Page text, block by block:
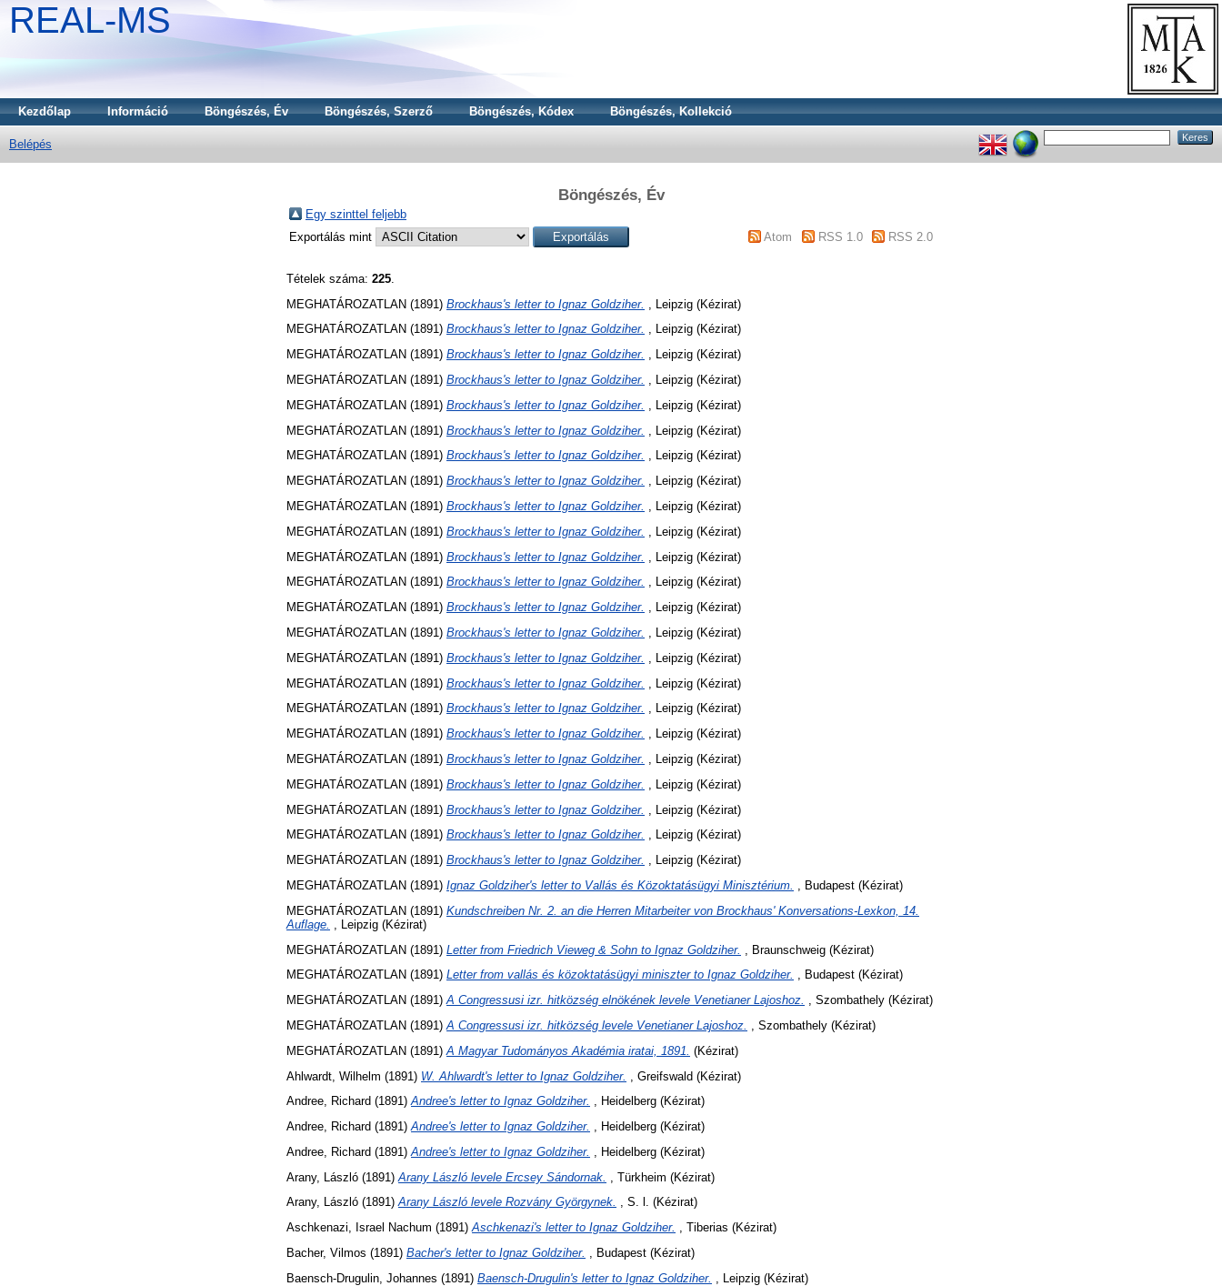
REAL-MS
Kezdőlap Információ Böngészés, Év Böngészés, Szerző Böngészés, Kódex Böngészés, Kollekció
Belépés
Böngészés, Év
Egy szinttel feljebb
Exportálás mint
Atom RSS 1.0 RSS 2.0
Tételek száma: 225
MEGHATÁROZATLAN (1891) Brockhaus's letter to Ignaz Goldziher.
, Leipzig (Kézirat)
MEGHATÁROZATLAN (1891) Brockhaus's letter to Ignaz Goldziher. , Leipzig (Kézirat)
MEGHATÁROZATLAN (1891) Brockhaus's letter to Ignaz Goldziher. , Leipzig (Kézirat)
MEGHATÁROZATLAN (1891) Brockhaus's letter to Ignaz Goldziher.
, Leipzig (Kézirat)
MEGHATÁROZATLAN (1891) Brockhaus's letter to Ignaz Goldziher.
, Leipzig (Kézirat)
MEGHATÁROZATLAN (1891) Brockhaus's letter to Ignaz Goldziher.
, Leipzig (Kézirat)
MEGHATÁROZATLAN (1891) Brockhaus's letter to Ignaz Goldziher. , Leipzig (Kézirat)
MEGHATÁROZATLAN (1891) Brockhaus's letter to Ignaz Goldziher. , Leipzig (Kézirat)
MEGHATÁROZATLAN (1891) Brockhaus's letter to Ignaz Goldziher.
, Leipzig (Kézirat)
MEGHATÁROZATLAN (1891) Brockhaus's letter to Ignaz Goldziher.
, Leipzig (Kézirat)
MEGHATÁROZATLAN (1891) Brockhaus's letter to Ignaz Goldziher.
, Leipzig (Kézirat)
MEGHATÁROZATLAN (1891) Brockhaus's letter to Ignaz Goldziher. , Leipzig (Kézirat)
MEGHATÁROZATLAN (1891) Brockhaus's letter to Ignaz Goldziher. , Leipzig (Kézirat)
MEGHATÁROZATLAN (1891) Brockhaus's letter to Ignaz Goldziher.
, Leipzig (Kézirat)
MEGHATÁROZATLAN (1891) Brockhaus's letter to Ignaz Goldziher.
, Leipzig (Kézirat)
MEGHATÁROZATLAN (1891) Brockhaus's letter to Ignaz Goldziher.
, Leipzig (Kézirat)
MEGHATÁROZATLAN (1891) Brockhaus's letter to Ignaz Goldziher. , Leipzig (Kézirat)
MEGHATÁROZATLAN (1891) Brockhaus's letter to Ignaz Goldziher. , Leipzig (Kézirat)
MEGHATÁROZATLAN (1891) Brockhaus's letter to Ignaz Goldziher.
, Leipzig (Kézirat)
MEGHATÁROZATLAN (1891) Brockhaus's letter to Ignaz Goldziher.
, Leipzig (Kézirat)
MEGHATÁROZATLAN (1891) Brockhaus's letter to Ignaz Goldziher.
, Leipzig (Kézirat)
MEGHATÁROZATLAN (1891) Brockhaus's letter to Ignaz Goldziher. , Leipzig (Kézirat)
MEGHATÁROZATLAN (1891) Brockhaus's letter to Ignaz Goldziher. , Leipzig (Kézirat)
MEGHATÁROZATLAN (1891) Ignaz Goldziher's letter to Vallás és Közoktatásügyi Minisztérium.
, Budapest (Kézirat)
MEGHATÁROZATLAN (1891) Kundschreiben Nr. 2. an die Herren Mitarbeiter von Brockhaus' Konversations-Lexkon, 14.
Auflage.
, Leipzig (Kézirat)
MEGHATÁROZATLAN (1891) Letter from Friedrich Vieweg & Sohn to Ignaz Goldziher.
, Braunschweig (Kézirat)
MEGHATÁROZATLAN (1891) Letter from vallás és közoktatásügyi miniszter to Ignaz Goldziher. , Budapest (Kézirat)
MEGHATÁROZATLAN (1891)A Congressusi izr. hitközség elnökének levele Venetianer Lajoshoz. , Szombathely (Kézirat)
MEGHATÁROZATLAN (1891) A Congressusi izr. hitközség levele Venetianer Lajoshoz.
, Szombathely (Kézirat)
MEGHATÁROZATLAN (1891) A Magyar Tudományos Akadémia iratai, 1891. (Kézirat)
Ahlwardt, Wilhelm (1891) W. Ahlwardt's letter to Ignaz Goldziher.
, Greifswald (Kézirat)
Andree, Richard (1891)Andree's letter to Ignaz Goldziher. , Heidelberg (Kézirat)
Andree, Richard (1891)Andree's letter to Ignaz Goldziher. , Heidelberg (Kézirat)
Andree, Richard (1891) Andree's letter to Ignaz Goldziher.
, Heidelberg (Kézirat)
Arany, László (1891) Arany László levele Ercsey Sándornak.
, Türkheim (Kézirat)
Arany, László (1891)Arany László levele Rozvány Györgynek. , S. l. (Kézirat)
Aschkenazi, Israel Nachum (1891)Aschkenazi's letter to Ignaz Goldziher. , Tiberias (Kézirat)
Bacher, Vilmos (1891) Bacher's letter to Ignaz Goldziher. , Budapest (Kézirat)
Baensch-Drugulin, Johannes (1891) Baensch-Drugulin's letter to Ignaz Goldziher.
, Leipzig (Kézirat)